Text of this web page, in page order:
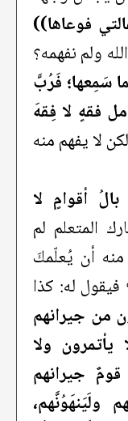
فوعاها))
ولم نفهمه؟
سَمِعها؛ فَرُبَّ
فقهٍ لا فِقهَ
لا يفهم منه
أقوامٍ لا
المتعلم لم
أن يُعلّمكَ
فيقول له: كذا
من جيرانهم
ولا
قومٌ جيرانهم
ولَيَنهَوُنَّهم،